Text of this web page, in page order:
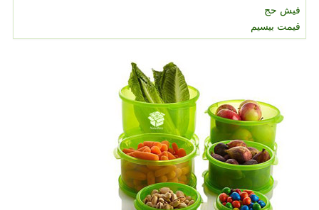
فیش حج
قیمت بیسیم